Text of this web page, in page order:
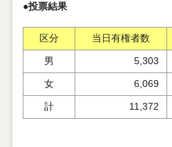
●投票結果
区分 当日有権者数
男 5,303
女 6,069
計 11,372